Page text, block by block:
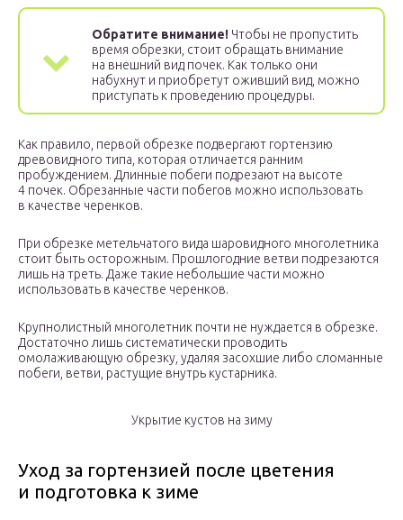
Обратите внимание! Чтобы не пропустить
время обрезки, стоит обращать внимание
на внешний вид почек. Как только они
набухнут и приобретут оживший вид, можно
приступать к проведению процедуры.
Как правило, первой обрезке подвергают гортензию
древовидного типа, которая отличается ранним
пробуждением. Длинные побеги подрезают на высоте
4 почек. Обрезанные части побегов можно использовать
в качестве черенков.
При обрезке метельчатого вида шаровидного многолетника
стоит быть осторожным. Прошлогодние ветви подрезаются
лишь на треть. Даже такие небольшие части можно
использовать в качестве черенков.
Крупнолистный многолетник почти не нуждается в обрезке.
Достаточно лишь систематически проводить
омолаживающую обрезку, удаляя засохшие либо сломанные
побеги, ветви, растущие внутрь кустарника.
Укрытие кустов на зиму
Уход за гортензией после цветения
и подготовка к зиме